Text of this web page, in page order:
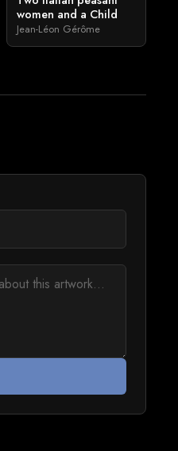
women and a Child
Jean-Léon Gérôme